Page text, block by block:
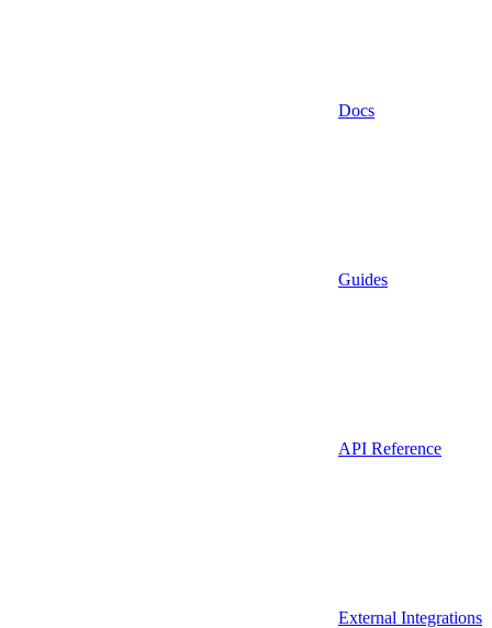
Docs
Guides
API Reference
External Integrations